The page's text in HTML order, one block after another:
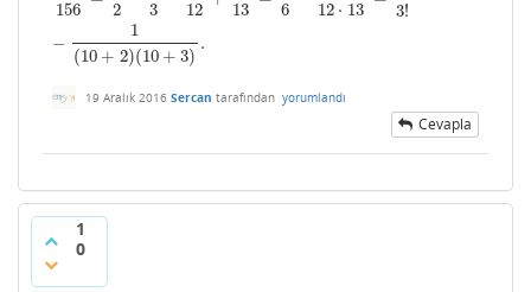
156 2 3 12 13 6 12 ⋅ 13 3!
−
1
(10 + 2)(10 + 3)
.
19 Aralık 2016 Sercan tarafından yorumlandı
Cevapla
1
0